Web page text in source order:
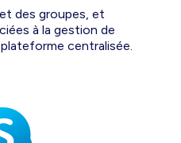
des groupes, et
à la gestion de
centralisée.